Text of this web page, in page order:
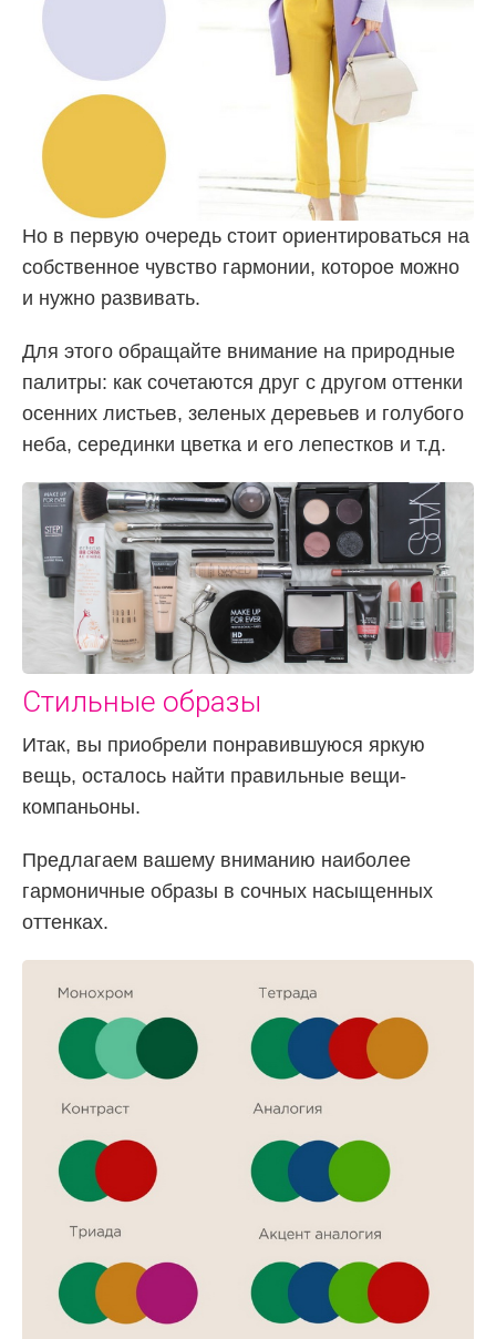
Но в первую очередь стоит ориентироваться на
собственное чувство гармонии, которое можно
и нужно развивать.
Для этого обращайте внимание на природные
палитры: как сочетаются друг с другом оттенки
осенних листьев, зеленых деревьев и голубого
неба, серединки цветка и его лепестков и т.д.
Стильные образы
Итак, вы приобрели понравившуюся яркую
вещь, осталось найти правильные вещи-
компаньоны.
Предлагаем вашему вниманию наиболее
гармоничные образы в сочных насыщенных
оттенках.